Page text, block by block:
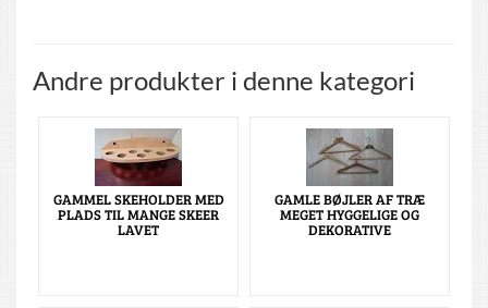
Andre produkter i denne kategori
GAMMEL SKEHOLDER MED
PLADS TIL MANGE SKEER
LAVET
GAMLE BØJLER AF TRÆ
MEGET HYGGELIGE OG
DEKORATIVE